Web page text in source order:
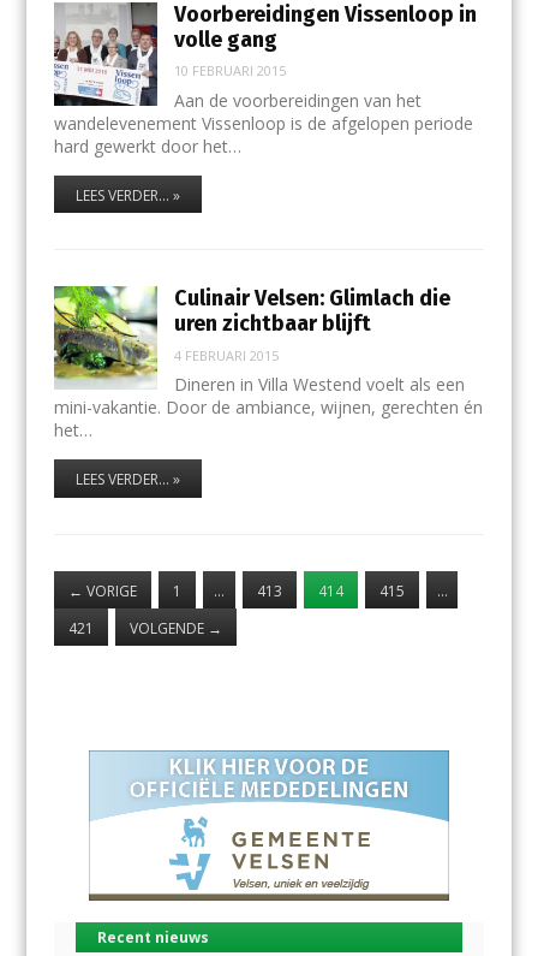
Voorbereidingen Vissenloop in
volle gang
10 FEBRUARI 2015
Aan de voorbereidingen van het
wandelevenement Vissenloop is de afgelopen periode
hard gewerkt door het…
LEES VERDER... »
Culinair Velsen: Glimlach die
uren zichtbaar blijft
4 FEBRUARI 2015
Dineren in Villa Westend voelt als een
mini-vakantie. Door de ambiance, wijnen, gerechten én
het…
LEES VERDER... »
← VORIGE 1 … 413 414 415
…
421
VOLGENDE →
Recent nieuws